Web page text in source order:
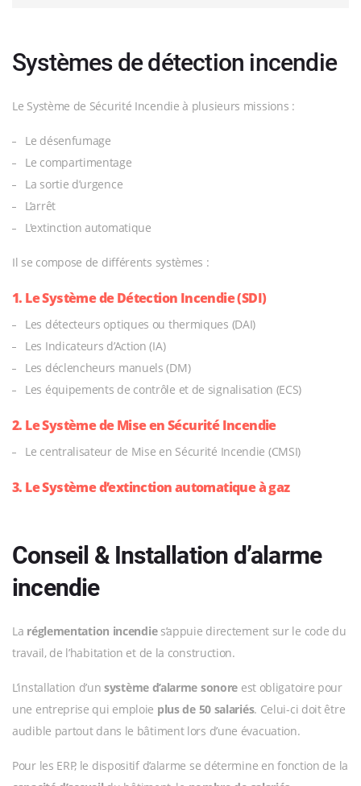
Systèmes de détection incendie
Le Système de Sécurité Incendie à plusieurs missions :
Le désenfumage
Le compartimentage
La sortie d’urgence
L’arrêt
L'extinction automatique
Il se compose de différents systèmes :
1. Le Système de Détection Incendie (SDI)
Les détecteurs optiques ou thermiques (DAI)
Les Indicateurs d’Action (IA)
Les déclencheurs manuels (DM)
Les équipements de contrôle et de signalisation (ECS)
2. Le Système de Mise en SécuritéIncendie
Le centralisateur de Mise en Sécurité Incendie (CMSI)
3. Le Système d’extinctionautomatique à gaz
Conseil & Installation d’alarme
incendie
La réglementation incendies’appuie directement sur le code du
travail, de l’habitation et de la construction.
L’installation d’un système d’alarme sonore est obligatoire pour
une entreprise qui emploie plus de 50 salariés. Celui-ci doit être
audible partout dans le bâtiment lors d’une évacuation.
Pour les ERP, le dispositif d’alarme se détermine en fonction de la